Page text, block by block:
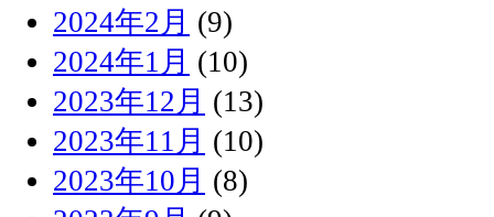
2024年2月 (9)
2024年1月 (10)
2023年12月 (13)
2023年11月 (10)
2023年10月 (8)